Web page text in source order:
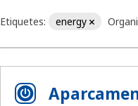
Etiquetes: energy